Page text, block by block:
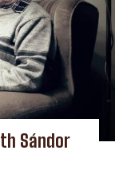
Sándor